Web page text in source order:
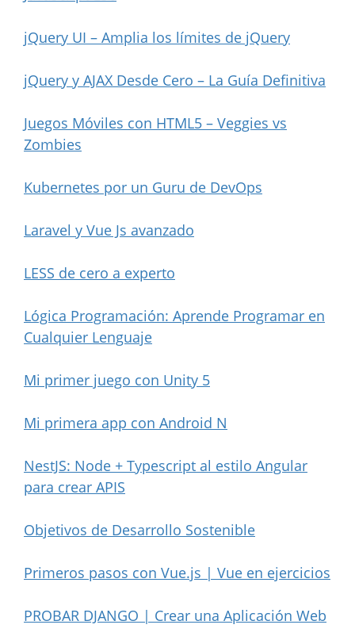
jQuery UI – Amplia los límites de jQuery
jQuery y AJAX Desde Cero – La Guía Definitiva
Juegos Móviles con HTML5 – Veggies vs
Zombies
Kubernetes por un Guru de DevOps
Laravel y Vue Js avanzado
LESS de cero a experto
Lógica Programación: Aprende Programar en
Cualquier Lenguaje
Mi primer juego con Unity 5
Mi primera app con Android N
NestJS: Node + Typescript al estilo Angular
para crear APIS
Objetivos de Desarrollo Sostenible
Primeros pasos con Vue.js | Vue en ejercicios
PROBAR DJANGO | Crear una Aplicación Web